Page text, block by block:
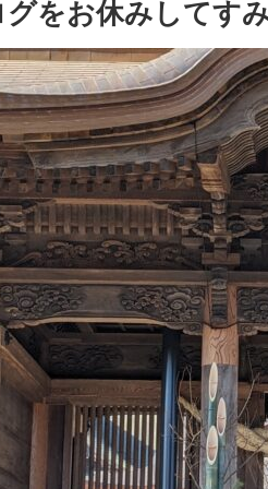
をお休みしてす